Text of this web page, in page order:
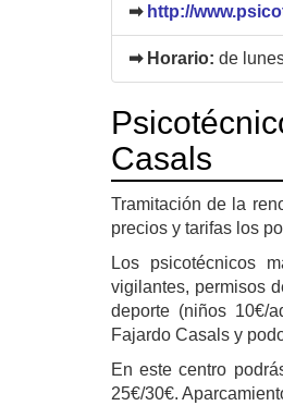
➡ http://
➡ Horario: de
Casals
Tramitación de la
precios y tarifas los
Los psicotécnicos
vigilantes, permisos
deporte (niños 10€/
Fajardo Casals y
En este centro
25€/30€.